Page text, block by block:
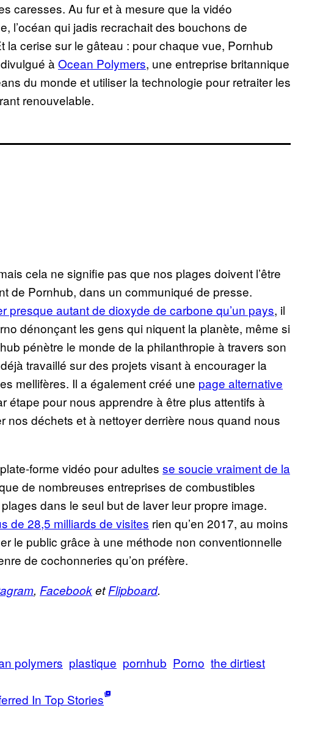
caresses. Au fur et à mesure que la vidéo
l’océan qui jadis recrachait des bouchons de
la cerise sur le gâteau : pour chaque vue, Pornhub
à Ocean Polymers, une entreprise britannique
du monde et utiliser la technologie pour retraiter les
renouvelable.
cela ne signifie pas que nos plages doivent l’être
de Pornhub, dans un communiqué de presse.
presque autant de dioxyde de carbone qu’un pays, il
dénonçant les gens qui niquent la planète, même si
pénètre le monde de la philanthropie à travers son
travaillé sur des projets visant à encourager la
mellifères. Il a également créé une page alternative
étape pour nous apprendre à être plus attentifs à
nos déchets et à nettoyer derrière nous quand nous
forme vidéo pour adultes se soucie vraiment de la
de nombreuses entreprises de combustibles
dans le seul but de laver leur propre image.
de 28,5 milliards de visites rien qu’en 2017, au moins
le public grâce à une méthode non conventionnelle
de cochonneries qu’on préfère.
, FacebooketFlipboard.
polymers plastique pornhub Porno the dirtiest
In Top Stories